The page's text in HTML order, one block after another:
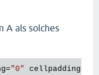
A als solches
="0" cellpadding